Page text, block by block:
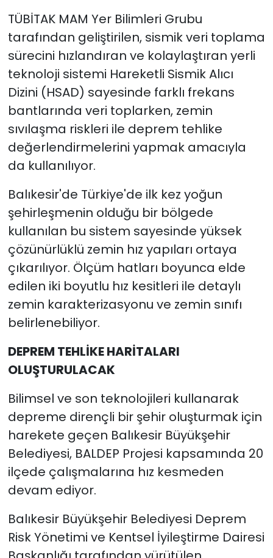
TÜBİTAK MAM Yer Bilimleri Grubu
tarafından geliştirilen, sismik veri toplama
sürecini hızlandıran ve kolaylaştıran yerli
teknoloji sistemi Hareketli Sismik Alıcı
Dizini (HSAD) sayesinde farklı frekans
bantlarında veri toplarken, zemin
sıvılaşma riskleri ile deprem tehlike
değerlendirmelerini yapmak amacıyla
da kullanılıyor.
Balıkesir'de Türkiye'de ilk kez yoğun
şehirleşmenin olduğu bir bölgede
kullanılan bu sistem sayesinde yüksek
çözünürlüklü zemin hız yapıları ortaya
çıkarılıyor. Ölçüm hatları boyunca elde
edilen iki boyutlu hız kesitleri ile detaylı
zemin karakterizasyonu ve zemin sınıfı
belirlenebiliyor.
DEPREM TEHLİKE HARİTALARI
OLUŞTURULACAK
Bilimsel ve son teknolojileri kullanarak
depreme dirençli bir şehir oluşturmak için
harekete geçen Balıkesir Büyükşehir
Belediyesi, BALDEP Projesi kapsamında 20
ilçede çalışmalarına hız kesmeden
devam ediyor.
Balıkesir Büyükşehir Belediyesi Deprem
Risk Yönetimi ve Kentsel İyileştirme Dairesi